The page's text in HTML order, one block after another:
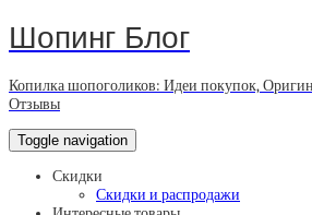
Шопинг Блог
Копилка шопоголиков: Идеи покупок,
Отзывы
Toggle navigation
Скидки
Скидки и распродажи